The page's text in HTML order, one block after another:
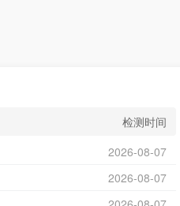
检测时间
2026-08-07
2026-08-07